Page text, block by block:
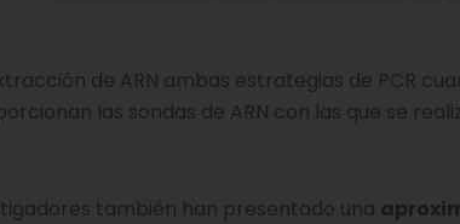
de ARN ambas estrategias de PCR
las sondas de ARN con las que se
también han presentado una